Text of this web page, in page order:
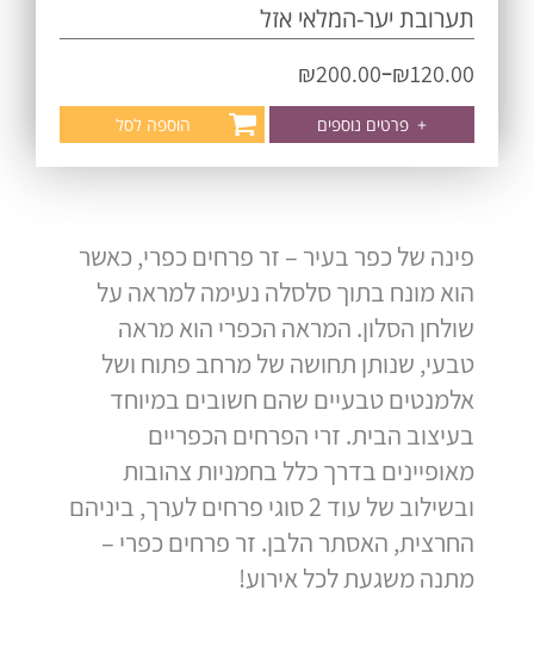
תערובת יער-המלאי אזל
₪120.00
–
₪200.00
+ פרטים נוספים הוספה לסל
פינה של כפר בעיר – זר פרחים כפרי, כאשר
הוא מונח בתוך סלסלה נעימה למראה על
שולחן הסלון. המראה הכפרי הוא מראה
טבעי, שנותן תחושה של מרחב פתוח ושל
אלמנטים טבעיים שהם חשובים במיוחד
בעיצוב הבית. זרי הפרחים הכפריים
מאופיינים בדרך כלל בחמניות צהובות
ובשילוב של עוד 2 סוגי פרחים לערך, ביניהם
החרצית, האסתר הלבן. זר פרחים כפרי –
מתנה משגעת לכל אירוע!